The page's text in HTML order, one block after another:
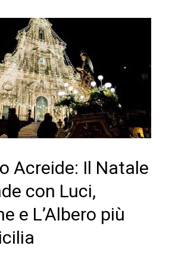
Acreide: Il Natale
con Luci,
e L’Albero più